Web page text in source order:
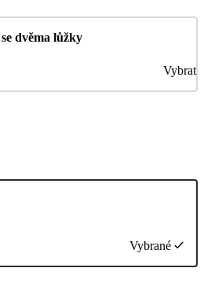
dvěma lůžky
Vybrat
Vybrané